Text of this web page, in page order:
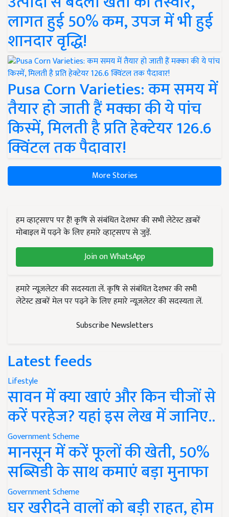
लागत हुई 50% कम, उपज में भी हुई
शानदार वृद्धि!
Pusa Corn Varieties: कम समय में
तैयार हो जाती हैं मक्का की ये पांच
किस्में, मिलती है प्रति हेक्टेयर 126.6
क्विंटल तक पैदावार!
More Stories
हम व्हाट्सएप पर हैं! कृषि से संबंधित देशभर की सभी लेटेस्ट ख़बरें
मोबाइल में पढ़ने के लिए हमारे व्हाट्सएप से जुड़ें.
Join on WhatsApp
हमारे न्यूज़लेटर की सदस्यता लें. कृषि से संबंधित देशभर की सभी
लेटेस्ट ख़बरें मेल पर पढ़ने के लिए हमारे न्यूज़लेटर की सदस्यता लें.
Subscribe Newsletters
Latest feeds
Lifestyle
सावन में क्या खाएं और किन चीजों से
करें परहेज? यहां इस लेख में जानिए..
Government Scheme
मानसून में करें फूलों की खेती, 50%
सब्सिडी के साथ कमाएं बड़ा मुनाफा
Government Scheme
घर खरीदने वालों को बड़ी राहत, होम